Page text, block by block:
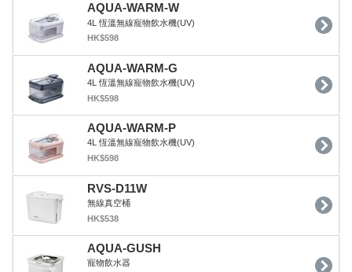
AQUA-WARM-W
4L 恆溫無線寵物飲水機(UV)
HK$598
AQUA-WARM-G
4L 恆溫無線寵物飲水機(UV)
HK$598
AQUA-WARM-P
4L 恆溫無線寵物飲水機(UV)
HK$598
RVS-D11W
無線真空桶
HK$538
AQUA-GUSH
寵物飲水器